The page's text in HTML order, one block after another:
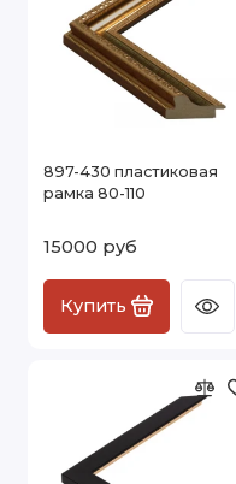
897-430 пластиковая
рамка 80-110
15000 руб
Купить